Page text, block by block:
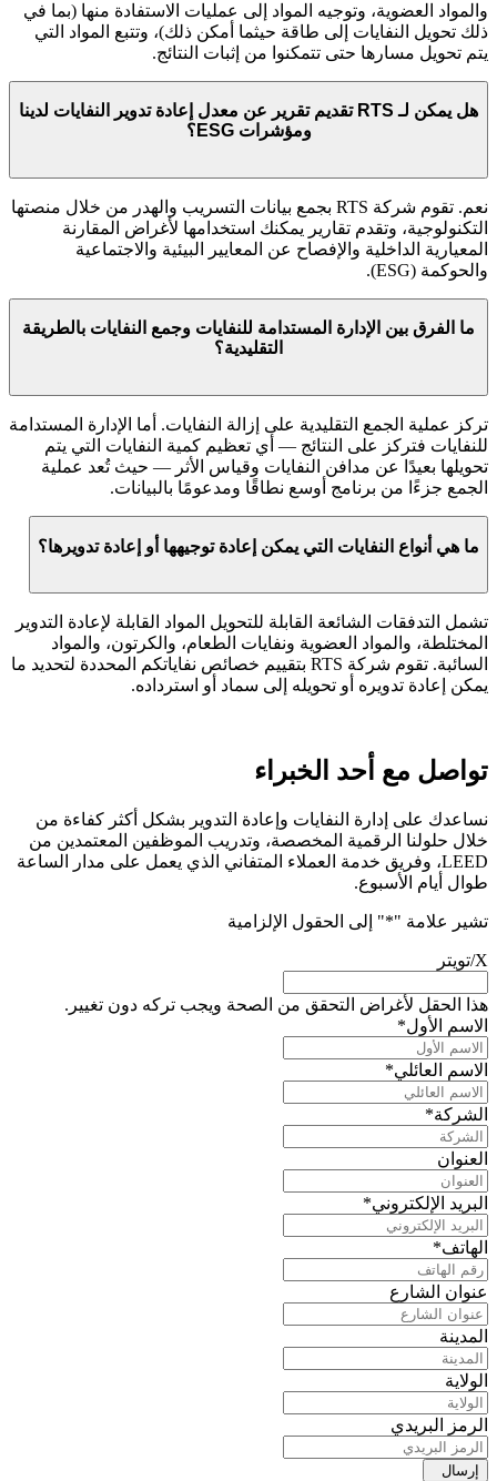
والمواد العضوية، وتوجيه المواد إلى عمليات الاستفادة منها (بما في
ذلك تحويل النفايات إلى طاقة حيثما أمكن ذلك)، وتتبع المواد التي
يتم تحويل مسارها حتى تتمكنوا من إثبات النتائج.
هل يمكن لـ RTS تقديم تقرير عن معدل إعادة تدوير النفايات لدينا
ومؤشرات ESG؟
نعم. تقوم شركة RTS بجمع بيانات التسريب والهدر من خلال منصتها
التكنولوجية، وتقدم تقارير يمكنك استخدامها لأغراض المقارنة
المعيارية الداخلية والإفصاح عن المعايير البيئية والاجتماعية
والحوكمة (ESG).
ما الفرق بين الإدارة المستدامة للنفايات وجمع النفايات بالطريقة
التقليدية؟
تركز عملية الجمع التقليدية على إزالة النفايات. أما الإدارة المستدامة
للنفايات فتركز على النتائج — أي تعظيم كمية النفايات التي يتم
تحويلها بعيدًا عن مدافن النفايات وقياس الأثر — حيث تُعد عملية
الجمع جزءًا من برنامج أوسع نطاقًا ومدعومًا بالبيانات.
ما هي أنواع النفايات التي يمكن إعادة توجيهها أو إعادة تدويرها؟
تشمل التدفقات الشائعة القابلة للتحويل المواد القابلة لإعادة التدوير
المختلطة، والمواد العضوية ونفايات الطعام، والكرتون، والمواد
السائبة. تقوم شركة RTS بتقييم خصائص نفاياتكم المحددة لتحديد ما
يمكن إعادة تدويره أو تحويله إلى سماد أو استرداده.
تواصل مع أحد الخبراء
نساعدك على إدارة النفايات وإعادة التدوير بشكل أكثر كفاءة من
خلال حلولنا الرقمية المخصصة، وتدريب الموظفين المعتمدين من
LEED، وفريق خدمة العملاء المتفاني الذي يعمل على مدار الساعة
طوال أيام الأسبوع.
تشير علامة "*" إلى الحقول الإلزامية
X/تويتر
هذا الحقل لأغراض التحقق من الصحة ويجب تركه دون تغيير.
الاسم الأول*
الاسم العائلي*
الشركة*
العنوان
البريد الإلكتروني*
الهاتف*
عنوان الشارع
المدينة
الولاية
الرمز البريدي
إرسال